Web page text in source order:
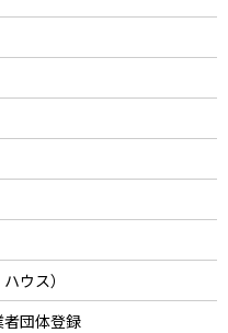
ウス）
者団体登録